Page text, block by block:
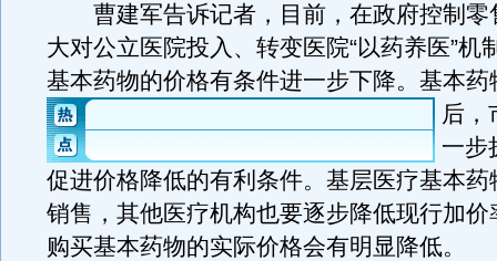
曹建军告诉记者，目前，在政府控制零
大对公立医院投入、转变医院“以药养医”机
基本药物的价格有条件进一步下降。 基本药
后，
一步
促进价格降低的有利条件。基层医疗基本药
销售，其他医疗机构也要逐步降低现行加价
购买基本药物的实际价格会有明显降低。